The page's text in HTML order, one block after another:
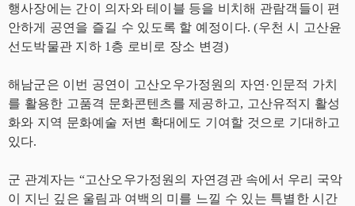
행사장에는 간이 의자와 테이블 등을 비치해 관람객들이 편
안하게 공연을 즐길 수 있도록 할 예정이다. (우천 시 고산윤
선도박물관 지하 1층 로비로 장소 변경)
해남군은 이번 공연이 고산오우가정원의 자연·인문적 가치
를 활용한 고품격 문화콘텐츠를 제공하고, 고산유적지 활성
화와 지역 문화예술 저변 확대에도 기여할 것으로 기대하고
있다.
군 관계자는 “고산오우가정원의 자연경관 속에서 우리 국악
이 지닌 깊은 울림과 여백의 미를 느낄 수 있는 특별한 시간